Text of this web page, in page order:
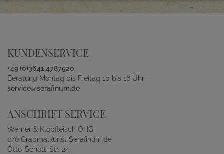
KUNDENSERVICE
+49 (0)3641 4787520
Beratung Montag bis Freitag 10 bis 16 Uhr
service@serafinum.de
ANSCHRIFT SERVICE
Werner & Klopfleisch OHG
c/o Grabmalkunst Serafinum.de
Otto-Schott-Str. 24